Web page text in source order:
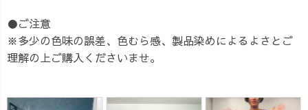
●ご注意
※多少の色味の誤差、色むら感、製品染めによるよさとご
理解の上ご購入くださいませ。